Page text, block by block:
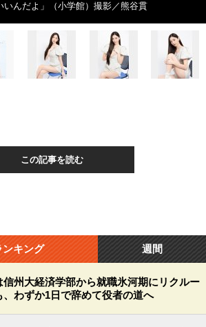
いんだよ」（小学館）撮影／熊谷貫
この記事を読む
ンキング 週間
信州大経済学部から就職氷河期にリクルー
、わずか1日で辞めて役者の道へ